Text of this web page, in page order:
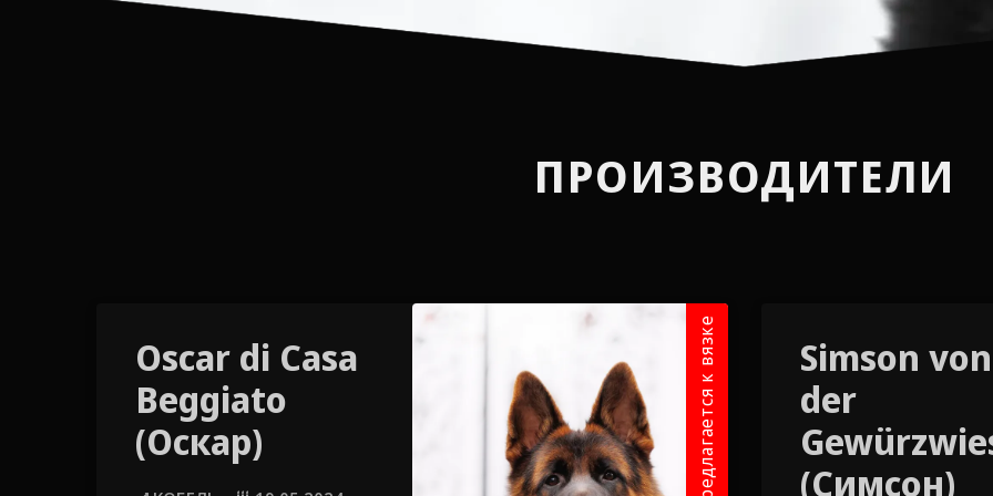
ПРОИЗВОДИТЕЛИ
Oscar di Casa
Beggiato
(Оскар)
Предлагается к вязке
Simson von
der
(Симсон)